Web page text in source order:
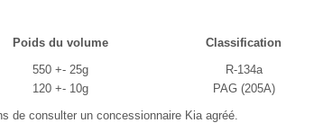
Poids du volume
Classification
550 +- 25g
R-134a
120 +- 10g
PAG (205A)
de consulter un concessionnaire Kia agréé.